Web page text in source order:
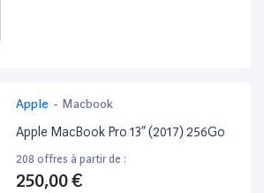
Apple - Macbook
Apple MacBook Pro 13” (2017) 256Go
208 offres à partir de :
250,00 €